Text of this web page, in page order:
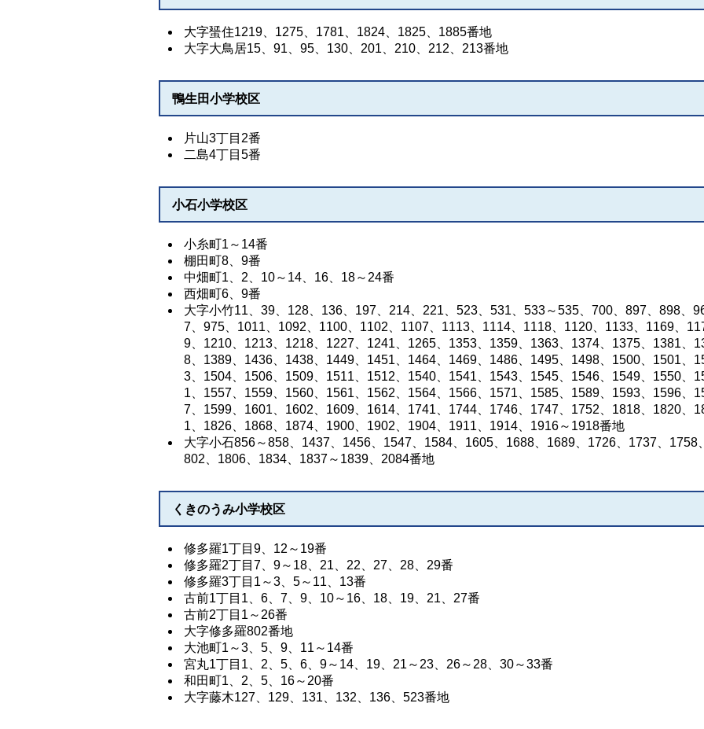
大字蜑住1219、1275、1781、1824、1825、1885番地
大字大鳥居15、91、95、130、201、210、212、213番地
鴨生田小学校区
片山3丁目2番
二島4丁目5番
小石小学校区
小糸町1～14番
棚田町8、9番
中畑町1、2、10～14、16、18～24番
西畑町6、9番
大字小竹11、39、128、136、197、214、221、523、531、533～535、700、897、898、
7、975、1011、1092、1100、1102、1107、1113、1114、1118、1120、1133、1169、
9、1210、1213、1218、1227、1241、1265、1353、1359、1363、1374、1375、1381、
8、1389、1436、1438、1449、1451、1464、1469、1486、1495、1498、1500、1501、
3、1504、1506、1509、1511、1512、1540、1541、1543、1545、1546、1549、1550、
1、1557、1559、1560、1561、1562、1564、1566、1571、1585、1589、1593、1596、
7、1599、1601、1602、1609、1614、1741、1744、1746、1747、1752、1818、1820、
1、1826、1868、1874、1900、1902、1904、1911、1914、1916～1918番地
大字小石856～858、1437、1456、1547、1584、1605、1688、1689、1726、1737、1758
802、1806、1834、1837～1839、2084番地
くきのうみ小学校区
修多羅1丁目9、12～19番
修多羅2丁目7、9～18、21、22、27、28、29番
修多羅3丁目1～3、5～11、13番
古前1丁目1、6、7、9、10～16、18、19、21、27番
古前2丁目1～26番
大字修多羅802番地
大池町1～3、5、9、11～14番
宮丸1丁目1、2、5、6、9～14、19、21～23、26～28、30～33番
和田町1、2、5、16～20番
大字藤木127、129、131、132、136、523番地